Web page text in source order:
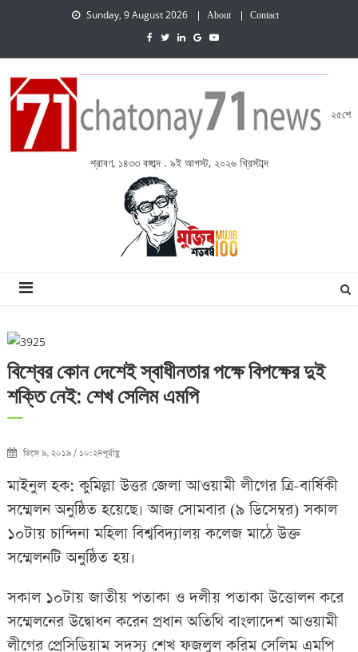
Sunday, 9 August 2026 About Contact
২৫শে
শ্রাবণ, ১৪৩৩ বঙ্গাব্দ . ৯ই আগস্ট, ২০২৬ খ্রিস্টাব্দ
বিশ্বের কোন দেশেই স্বাধীনতার পক্ষে বিপক্ষের দুই
শক্তি নেই: শেখ সেলিম এমপি
ডিসে ৯, ২০১৯ / ১০:২৪পূর্বাহ্ণ
মাইনুল হক: কুমিল্লা উত্তর জেলা আওয়ামী লীগের ত্রি-বার্ষিকী
সম্মেলন অনুষ্ঠিত হয়েছে৷ আজ সোমবার (৯ ডিসেম্বর) সকাল
১০টায় চান্দিনা মহিলা বিশ্ববিদ্যালয় কলেজ মাঠে উক্ত
সম্মেলনটি অনুষ্ঠিত হয়৷
সকাল ১০টায় জাতীয় পতাকা ও দলীয় পতাকা উত্তোলন করে
সম্মেলনের উদ্বোধন করেন প্রধান অতিথি বাংলাদেশ আওয়ামী
লীগের প্রেসিডিয়াম সদস্য শেখ ফজলুল করিম সেলিম এমপি